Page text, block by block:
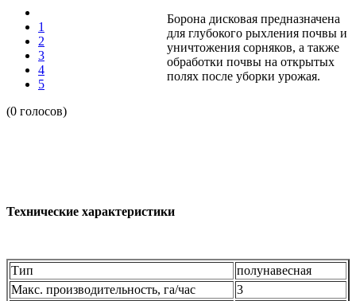
1
2
3
4
5
(0 голосов)
Борона дисковая предназначена
для глубокого рыхления почвы и
уничтожения сорняков, а также
обработки почвы на открытых
полях после уборки урожая.
Технические характеристики
Тип
полунавесная
Макс. производительность, га/час
3